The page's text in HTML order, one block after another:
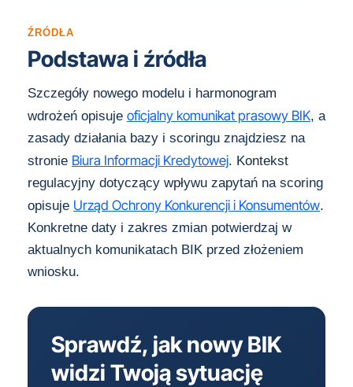
ŹRÓDŁA
Podstawa i źródła
Szczegóły nowego modelu i harmonogram
wdrożeń opisuje oficjalny komunikat prasowy BIK, a
zasady działania bazy i scoringu znajdziesz na
stronie Biura Informacji Kredytowej. Kontekst
regulacyjny dotyczący wpływu zapytań na scoring
opisuje Urząd Ochrony Konkurencji i Konsumentów.
Konkretne daty i zakres zmian potwierdzaj w
aktualnych komunikatach BIK przed złożeniem
wniosku.
Sprawdź, jak nowy BIK
widzi Twoją sytuację